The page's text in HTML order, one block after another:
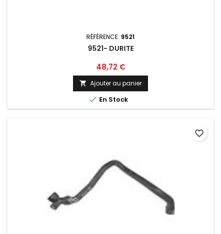
RÉFÉRENCE: 9521
9521- DURITE
Prix
48,72 €
 Ajouter au panier
 En Stock
favorite_border